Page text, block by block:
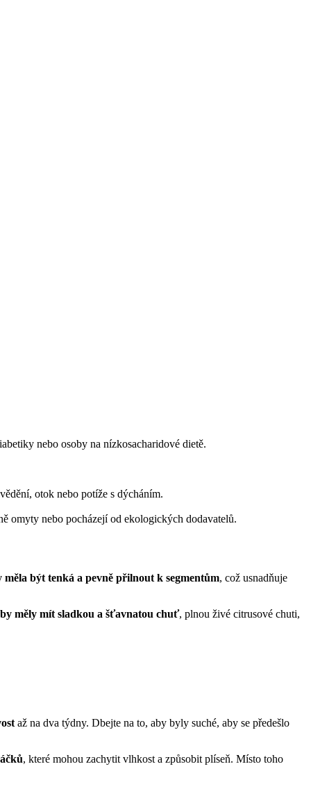
nebo osoby na nízkosacharidové dietě.
otok nebo potíže s dýcháním.
omyty nebo pocházejí od ekologických dodavatelů.
měla být tenká a pevně přilnout k segmentům, což usnadňuje
měly mít sladkou a šťavnatou chuť, plnou živé citrusové chuti,
až na dva týdny. Dbejte na to, aby byly suché, aby se předešlo
, které mohou zachytit vlhkost a způsobit plíseň. Místo toho